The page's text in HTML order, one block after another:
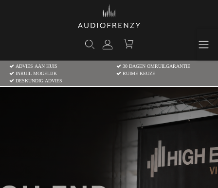
ADVIES AAN HUIS
30 DAGEN OMRUILGARANTIE
INRUIL MOGELIJK
RUIME KEUZE
DESKUNDIG ADVIES